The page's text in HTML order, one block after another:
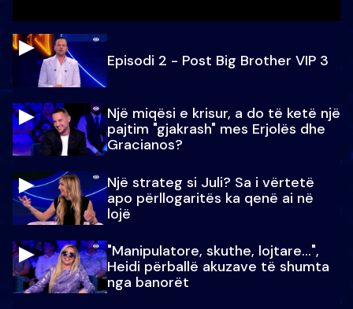
Episodi 2 - Post Big Brother VIP 3
Një miqësi e krisur, a do të ketë një
pajtim "gjakrash" mes Erjolës dhe
Gracianos?
Një strateg si Juli? Sa i vërtetë
apo përllogaritës ka qenë ai në
lojë
"Manipulatore, skuthe, lojtare...",
Heidi përballë akuzave të shumta
nga banorët